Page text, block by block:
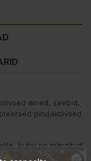
ained, seebid,
pindaktiivsed
kuhu on märgitud
tulbas on vee